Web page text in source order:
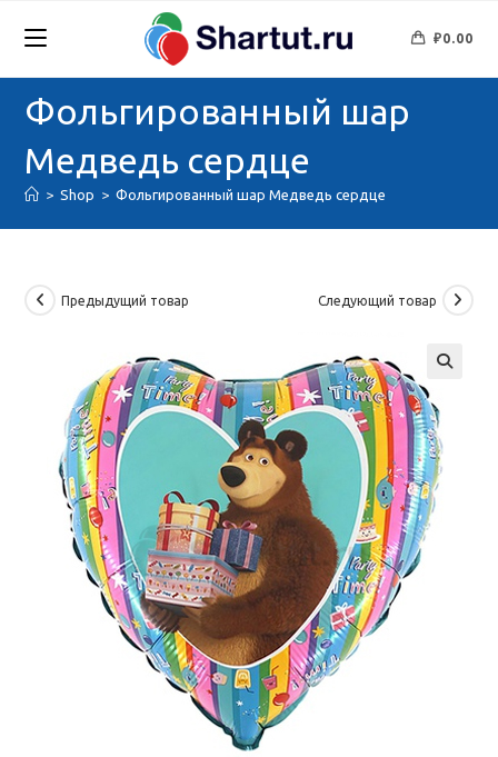
₽0.00
Фольгированный шар
Медведь сердце
> Shop > Фольгированный шар Медведь сердце
Предыдущий товар Следующий товар